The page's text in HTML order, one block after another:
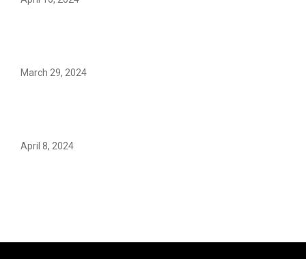
March 29, 2024
April 8, 2024